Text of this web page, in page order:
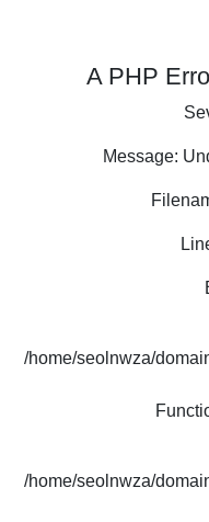
A PHP
Message:
/home/seolnwza/
/home/seolnwza/